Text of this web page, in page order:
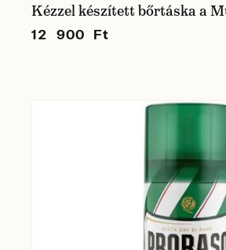
Kézzel készített bőrtáska a
12 900 Ft